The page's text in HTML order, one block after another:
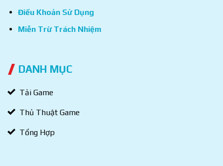
Điều Khoản Sử Dụng
Miễn Trừ Trách Nhiệm
DANH MỤC
Tải Game
Thủ Thuật Game
Tổng Hợp